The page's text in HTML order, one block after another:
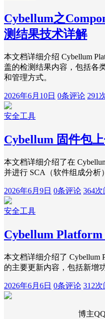
Cybellum之
测结果技术详解
本文档详细介绍 Cybellum
盖的检测结果内容，包括各
和管理方式。
2026年6月10日 0条评论 291
安全工具
Cybellum 固件包
本文档详细介绍了在
并进行 SCA（软件组成分析
2026年6月9日 0条评论 364
安全工具
Cybellum Platform
本文档详细介绍了 Cybellum
的主要更新内容，包括新增
2026年6月6日 0条评论 312
博主